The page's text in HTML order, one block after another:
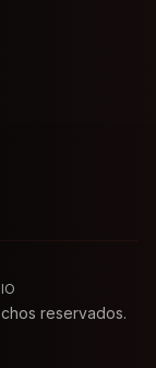
reservados.